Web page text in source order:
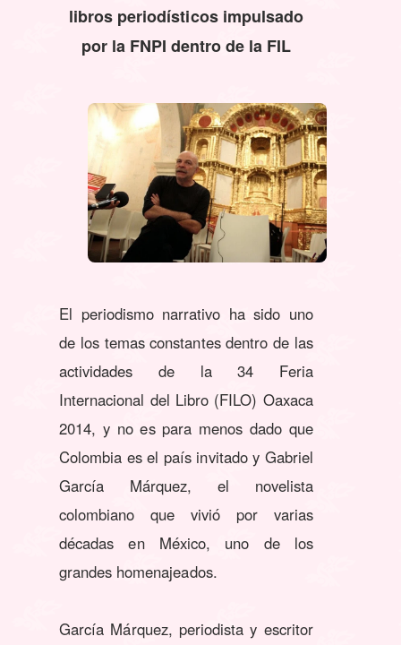
libros periodísticos impulsado
por la FNPI dentro de la FIL
El periodismo narrativo ha sido uno
de los temas constantes dentro de las
actividades de la 34 Feria
Internacional del Libro (FILO) Oaxaca
2014, y no es para menos dado que
Colombia es el país invitado y Gabriel
García Márquez, el novelista
colombiano que vivió por varias
décadas en México, uno de los
grandes homenajeados.
García Márquez, periodista y escritor